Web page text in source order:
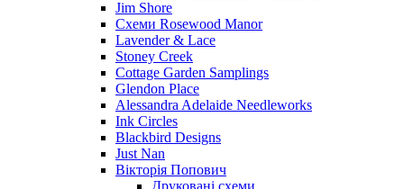
Jim Shore
Cхеми Rosewood Manor
Lavender & Lace
Stoney Creek
Cottage Garden Samplings
Glendon Place
Alessandra Adelaide Needleworks
Ink Circles
Blackbird Designs
Just Nan
Вікторія Попович
Друковані схеми